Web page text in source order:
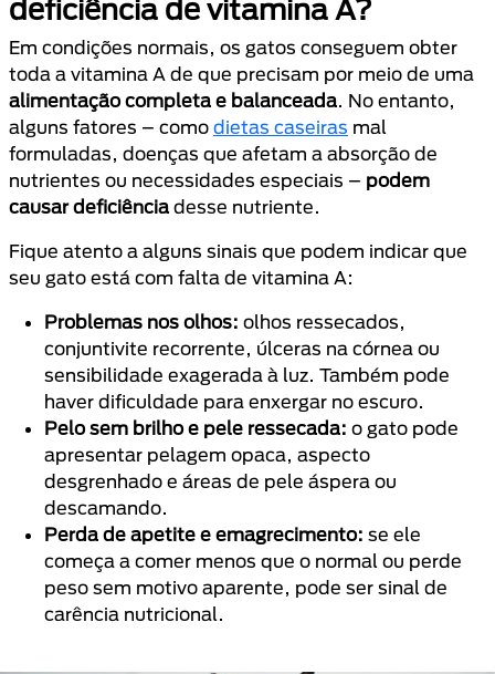
deficiência de vitamina A?
Em condições normais, os gatos conseguem obter
toda a vitamina A de que precisam por meio de uma
alimentação completa e balanceada. No entanto,
alguns fatores – como dietas caseiras mal
formuladas, doenças que afetam a absorção de
nutrientes ou necessidades especiais – podem
causar deficiência desse nutriente.
Fique atento a alguns sinais que podem indicar que
seu gato está com falta de vitamina A:
Problemas nos olhos: olhos ressecados,
conjuntivite recorrente, úlceras na córnea ou
sensibilidade exagerada à luz. Também pode
haver dificuldade para enxergar no escuro.
Pelo sem brilho e pele ressecada: o gato pode
apresentar pelagem opaca, aspecto
desgrenhado e áreas de pele áspera ou
descamando.
Perda de apetite e emagrecimento: se ele
começa a comer menos que o normal ou perde
peso sem motivo aparente, pode ser sinal de
carência nutricional.